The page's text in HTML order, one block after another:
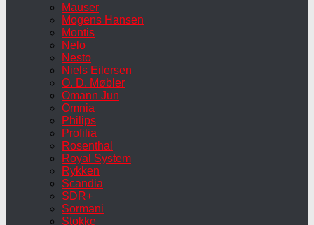
Mauser
Mogens Hansen
Montis
Nelo
Nesto
Niels Eilersen
O. D. Møbler
Omann Jun
Omnia
Philips
Profilia
Rosenthal
Royal System
Rykken
Scandia
SDR+
Sormani
Stokke